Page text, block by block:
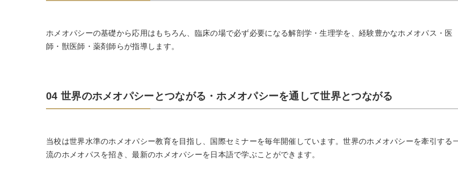
ホメオパシーの基礎から応用はもちろん、臨床の場で必ず必要になる解剖学・生理学を、経験豊かなホメオパス・医
師・獣医師・薬剤師らが指導します。
04 世界のホメオパシーとつながる・ホメオパシーを通して世界とつながる
当校は世界水準のホメオパシー教育を目指し、国際セミナーを毎年開催しています。世界のホメオパシーを牽引する
流のホメオパスを招き、最新のホメオパシーを日本語で学ぶことができます。